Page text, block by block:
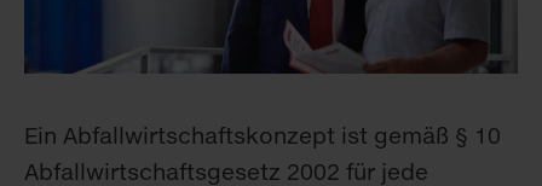
Ein Abfallwirtschaftskonzept ist gemäß § 10
Abfallwirtschaftsgesetz 2002 für jede